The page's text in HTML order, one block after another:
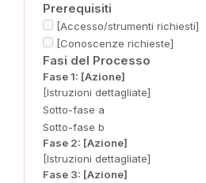
Prerequisiti
[Accesso/strumenti richiesti]
[Conoscenze richieste]
Fasi del Processo
Fase 1: [Azione]
[Istruzioni dettagliate]
Sotto-fase a
Sotto-fase b
Fase 2: [Azione]
[Istruzioni dettagliate]
Fase 3: [Azione]